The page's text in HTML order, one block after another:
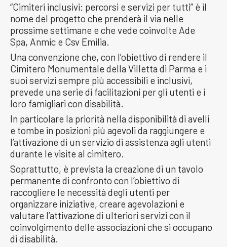
“Cimiteri inclusivi: percorsi e servizi per tutti” è il
nome del progetto che prenderà il via nelle
prossime settimane e che vede coinvolte Ade
Spa, Anmic e Csv Emilia.
Una convenzione che, con l’obiettivo di rendere il
Cimitero Monumentale della Villetta di Parma e i
suoi servizi sempre più accessibili e inclusivi,
prevede una serie di facilitazioni per gli utenti e i
loro famigliari con disabilità.
In particolare la priorità nella disponibilità di avelli
e tombe in posizioni più agevoli da raggiungere e
l’attivazione di un servizio di assistenza agli utenti
durante le visite al cimitero.
Soprattutto, è prevista la creazione di un tavolo
permanente di confronto con l’obiettivo di
raccogliere le necessità degli utenti per
organizzare iniziative, creare agevolazioni e
valutare l’attivazione di ulteriori servizi con il
coinvolgimento delle associazioni che si occupano
di disabilità.